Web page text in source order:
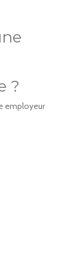
?
employeur